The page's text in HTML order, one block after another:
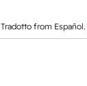
Tradotto from Español.